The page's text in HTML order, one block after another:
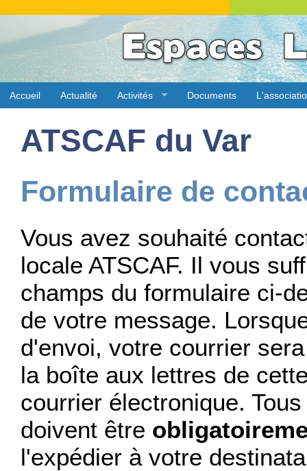
Accueil Actualité Activités Documents
ATSCAF du Var
Formulaire de
Vous avez souhaité
locale ATSCAF. Il vous
champs du formulaire ci-
de votre message.
d'envoi, votre courrier
la boîte aux lettres de
courrier électronique.
doivent être
l'expédier à votre